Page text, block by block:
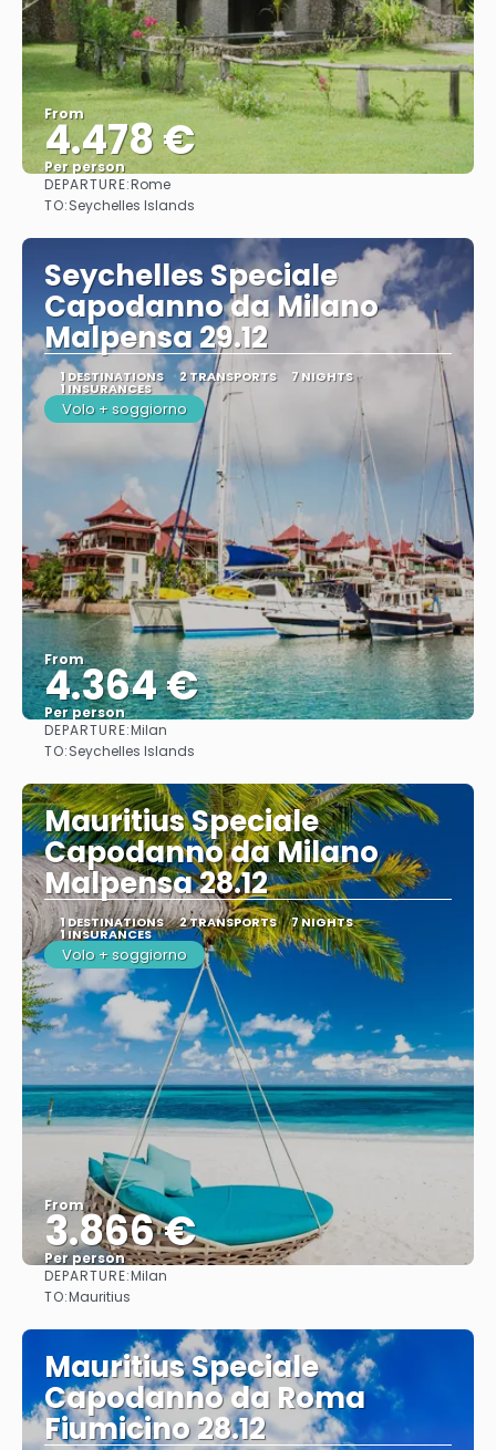
From
4.478 €
Per person
DEPARTURE:Rome
TO:Seychelles Islands
Seychelles Speciale
Capodanno da Milano
Malpensa 29.12
1 DESTINATIONS 2 TRANSPORTS 7 NIGHTS
1 INSURANCES
Volo + soggiorno
From
4.364 €
Per person
DEPARTURE:Milan
TO:Seychelles Islands
Mauritius Speciale
Capodanno da Milano
Malpensa 28.12
1 DESTINATIONS 2 TRANSPORTS 7 NIGHTS
1 INSURANCES
Volo + soggiorno
From
3.866 €
Per person
DEPARTURE:Milan
TO:Mauritius
Mauritius Speciale
Capodanno da Roma
Fiumicino 28.12